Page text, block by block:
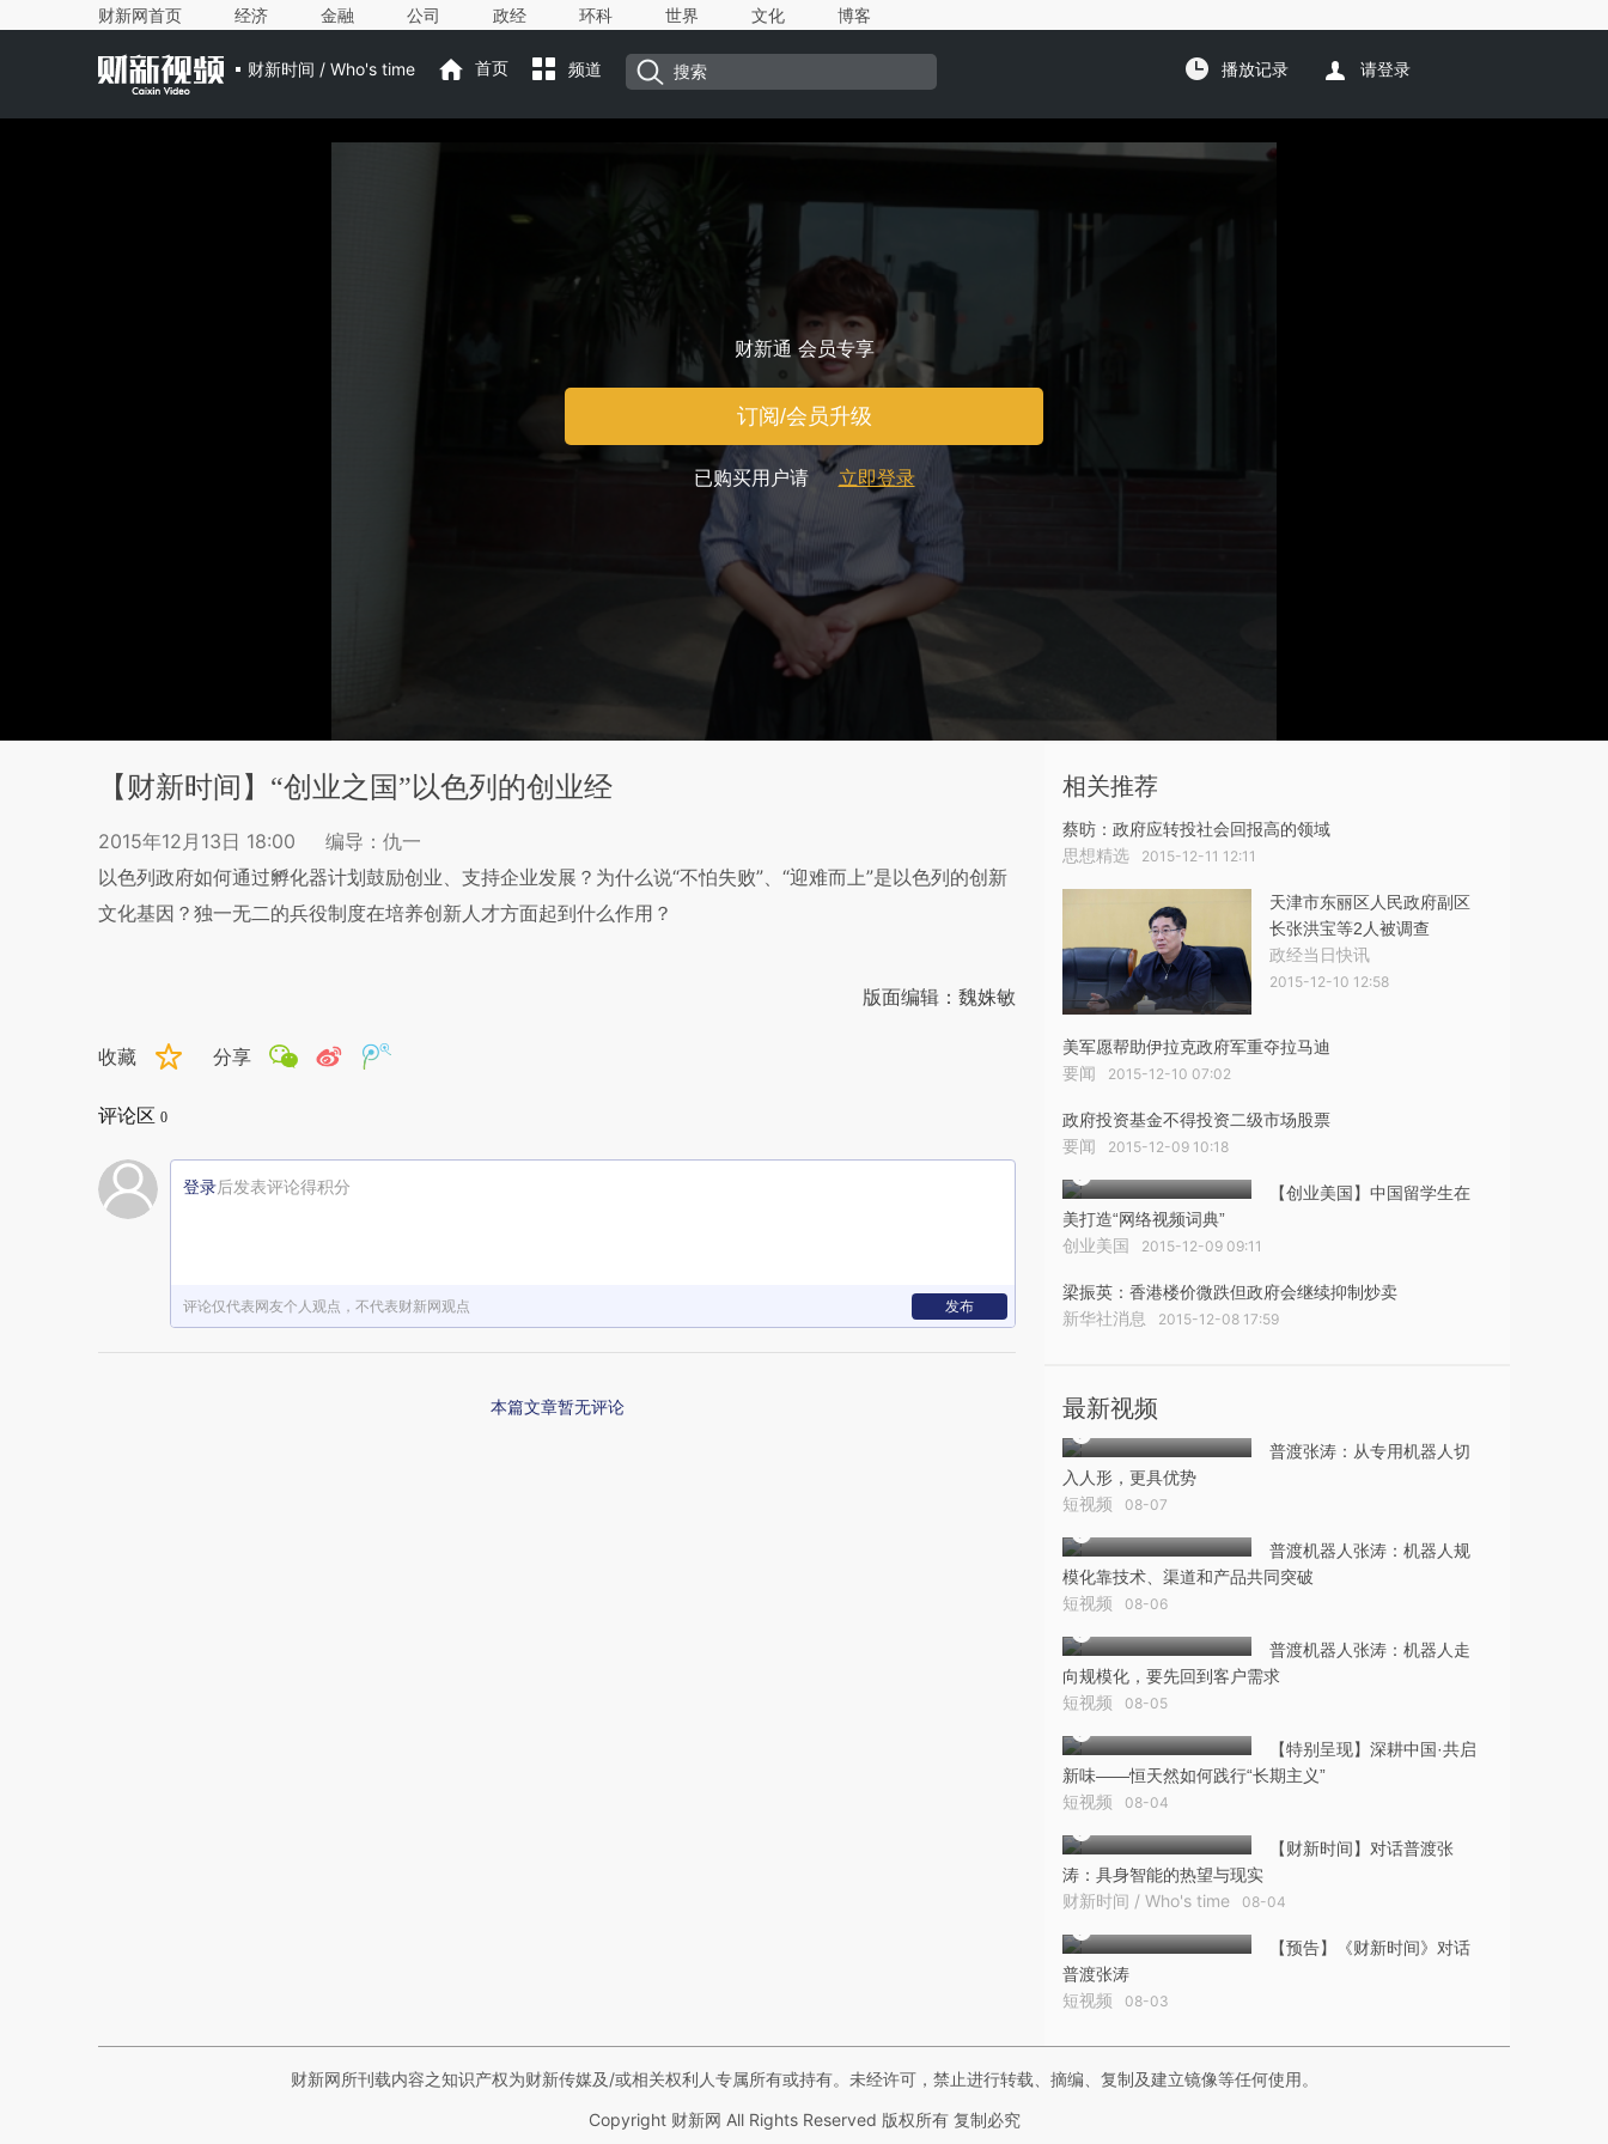
财新网首页 经济 金融 公司 政经 环科 世界 文化 博客
财新时间 / Who's time 首页 频道 播放记录 请登录
财新通 会员专享
订阅/会员升级
已购买用户请 立即登录
【财新时间】“创业之国”以色列的创业经
2015年12月13日 18:00
编导：仇一
以色列政府如何通过孵化器计划鼓励创业、支持企业发展？为什么说“不怕失败”、“迎难而上”是以色列的创新
文化基因？独一无二的兵役制度在培养创新人才方面起到什么作用？
版面编辑：魏姝敏
收藏 分享
评论区 0
登录后发表评论得积分
评论仅代表网友个人观点，不代表财新网观点 发布
本篇文章暂无评论
相关推荐
蔡昉：政府应转投社会回报高的领域
思想精选 2015-12-11 12:11
天津市东丽区人民政府副区
长张洪宝等2人被调查
政经当日快讯
2015-12-10 12:58
美军愿帮助伊拉克政府军重夺拉马迪
要闻 2015-12-10 07:02
政府投资基金不得投资二级市场股票
要闻 2015-12-09 10:18
【创业美国】中国留学生在
美打造“网络视频词典”
创业美国 2015-12-09 09:11
梁振英：香港楼价微跌但政府会继续抑制炒卖
新华社消息 2015-12-08 17:59
最新视频
普渡张涛：从专用机器人切
入人形，更具优势
短视频 08-07
普渡机器人张涛：机器人规
模化靠技术、渠道和产品共同突破
短视频 08-06
普渡机器人张涛：机器人走
向规模化，要先回到客户需求
短视频 08-05
【特别呈现】深耕中国·共启
新味——恒天然如何践行“长期主义”
短视频 08-04
【财新时间】对话普渡张
涛：具身智能的热望与现实
财新时间 / Who's time 08-04
【预告】《财新时间》对话
普渡张涛
短视频 08-03
财新网所刊载内容之知识产权为财新传媒及/或相关权利人专属所有或持有。未经许可，禁止进行转载、摘编、复制及建立镜像等任何使用。
Copyright 财新网 All Rights Reserved 版权所有 复制必究